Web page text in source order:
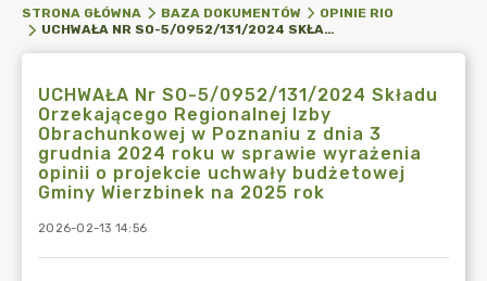
STRONA GŁÓWNA BAZA DOKUMENTÓW
OPINIE RIO
UCHWAŁA NR SO-5/0952/131/2024 SKŁADU ORZEKAJĄCEGO REGIONALNEJ IZBY OBRACHUNKOWEJ W POZNANIU Z DNIA 3 GRUDNIA 2024 ROKU W SPRAWIE WYRAŻENIA OPINII O PROJEKCIE UCHWAŁY BUDŻETOWEJ GMINY WIERZBINEK NA 2025 ROK
UCHWAŁA Nr SO-5/0952/131/2024 Składu
Orzekającego Regionalnej Izby
Obrachunkowej w Poznaniu z dnia 3
grudnia 2024 roku w sprawie wyrażenia
opinii o projekcie uchwały budżetowej
Gminy Wierzbinek na 2025 rok
2026-02-13 14:56